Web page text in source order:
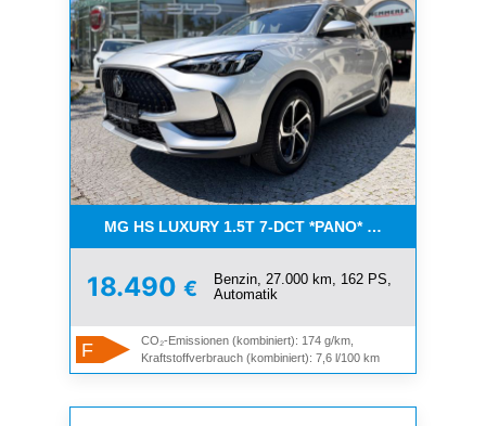
MG HS LUXURY 1.5T 7-DCT *PANO* AUCH IN WEISS
18.490 €
Benzin, 27.000 km, 162 PS,
Automatik
F
CO₂-Emissionen (kombiniert): 174 g/km,
Kraftstoffverbrauch (kombiniert): 7,6 l/100 km